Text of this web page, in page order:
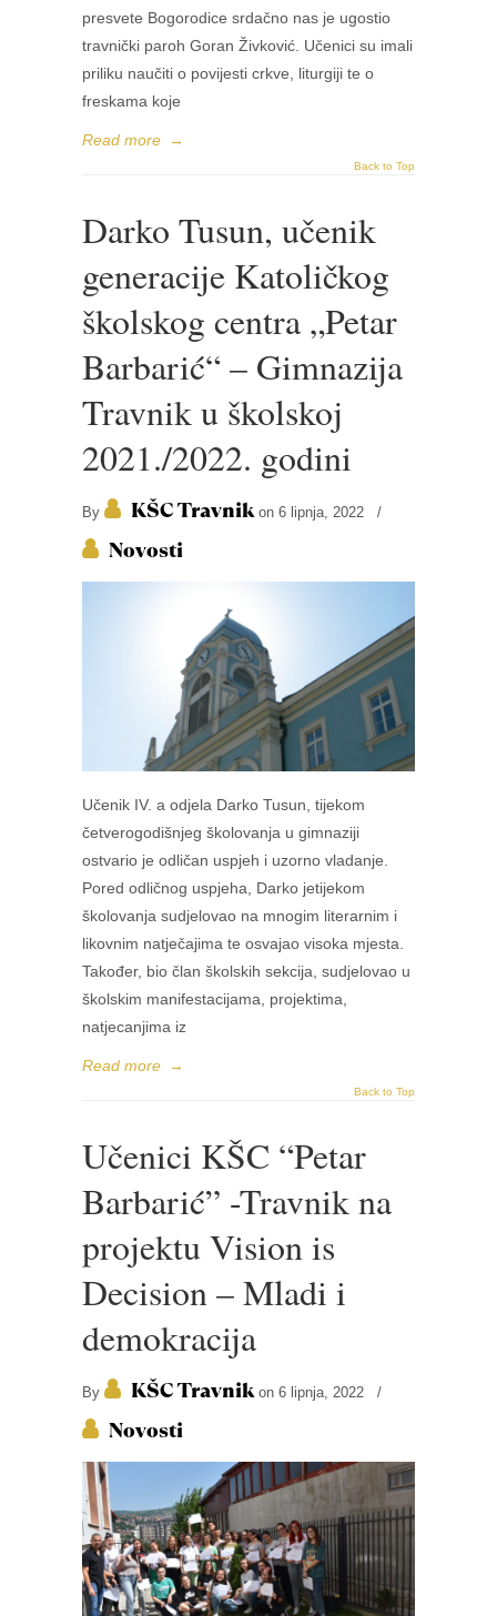
presvete Bogorodice srdačno nas je ugostio
travnički paroh Goran Živković. Učenici su imali
priliku naučiti o povijesti crkve, liturgiji te o
freskama koje
Read more →
Back to Top
Darko Tusun, učenik
generacije Katoličkog
školskog centra „Petar
Barbarić“ – Gimnazija
Travnik u školskoj
2021./2022. godini
By KŠC Travnik on 6 lipnja, 2022 /
Novosti
Učenik IV. a odjela Darko Tusun, tijekom
četverogodišnjeg školovanja u gimnaziji
ostvario je odličan uspjeh i uzorno vladanje.
Pored odličnog uspjeha, Darko jetijekom
školovanja sudjelovao na mnogim literarnim i
likovnim natječajima te osvajao visoka mjesta.
Također, bio član školskih sekcija, sudjelovao u
školskim manifestacijama, projektima,
natjecanjima iz
Read more →
Back to Top
Učenici KŠC “Petar
Barbarić” -Travnik na
projektu Vision is
Decision – Mladi i
demokracija
By KŠC Travnikon 6 lipnja, 2022 /
Novosti